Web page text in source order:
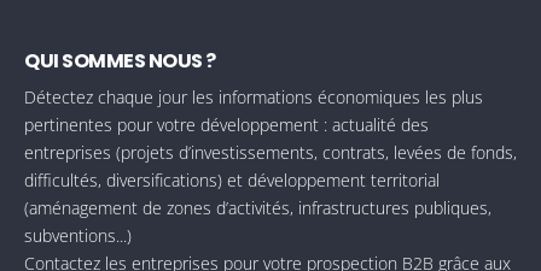
QUI SOMMES NOUS ?
Détectez chaque jour les informations économiques les plus
pertinentes pour votre développement : actualité des
entreprises (projets d’investissements, contrats, levées de fonds,
difficultés, diversifications) et développement territorial
(aménagement de zones d’activités, infrastructures publiques,
subventions...)
Contactez les entreprises pour votre prospection B2B grâce aux